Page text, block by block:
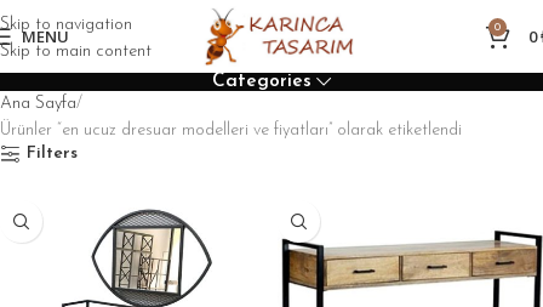
Skip to navigation
Skip to main content
MENU 0 0
Categories
Ana Sayfa
Ürünler “en ucuz dresuar modelleri ve fiyatları” olarak etiketlendi
Filters